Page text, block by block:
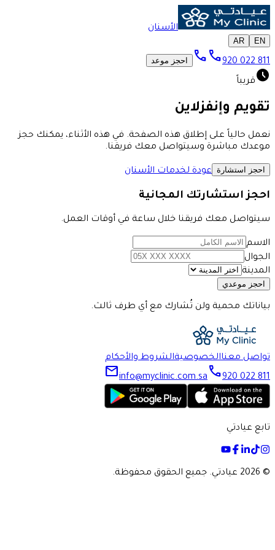
الأسنان
EN
AR
call920 022 811
call احجز موعد
scheduleقريباً
تقويم وإنفزلاين
نعمل حالياً على إطلاق هذه الصفحة. في هذه الأثناء، يمكنك حجز
موعدك مباشرة وسيتواصل معك فريقنا.
احجز استشارة عودة لخدمات الأسنان
احجز استشارتك المجانية
سيتواصل معك فريقنا خلال ساعة في أوقات العمل.
الاسم
الجوال
المدينة
احجز موعدي
بياناتك محمية ولن تُشارك مع أي طرف ثالث.
تواصل معناالخصوصيةالشروط والأحكام
call920 022 811
mailinfo@myclinic.com.sa
تابع عيادتي
© 2026 عيادتي. جميع الحقوق محفوظة.